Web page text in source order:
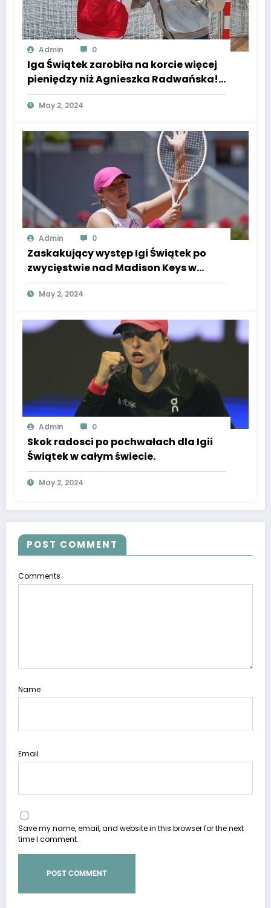
Admin 0
Iga Świątek zarobiła na korcie więcej
pieniędzy niż Agnieszka Radwańska!
Super Express donosi, że właśnie ją
wyprzedziła.
May 2, 2024
Admin 0
Zaskakujący występ Igi Świątek po
zwycięstwie nad Madison Keys w
Super Express.
May 2, 2024
Admin 0
Skok radosci po pochwałach dla Igii
Świątek w całym świecie.
May 2, 2024
POST COMMENT
Comments
Name
Email
Save my name, email, and website in this browser for the next
time I comment.